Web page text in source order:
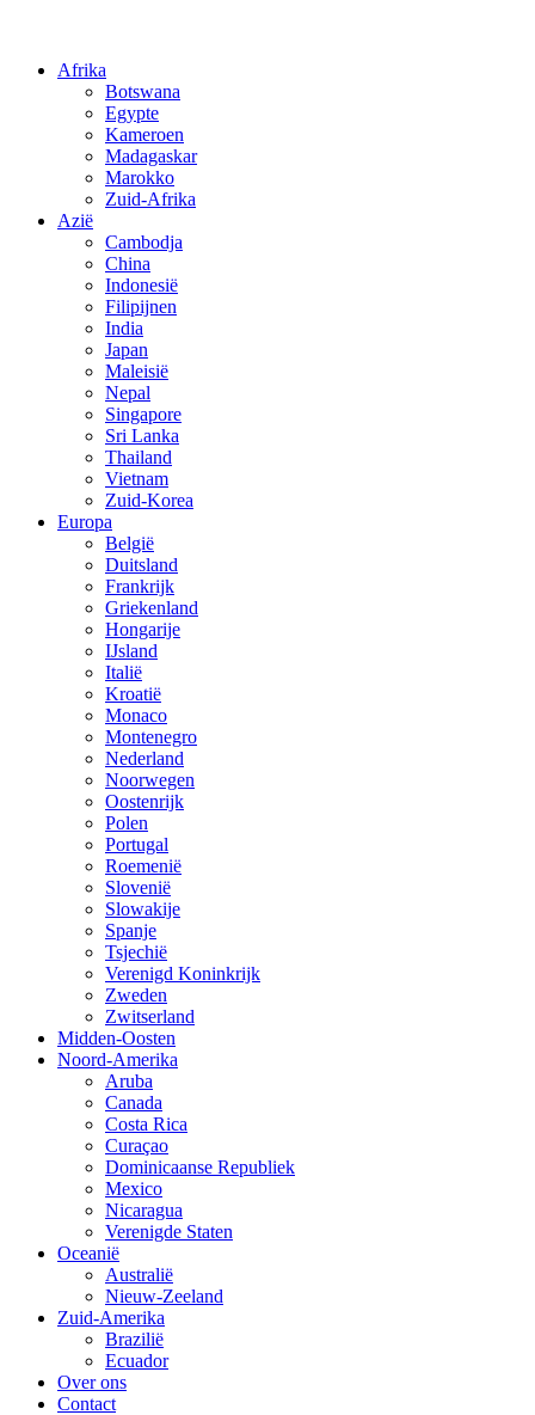
Afrika
Botswana
Egypte
Kameroen
Madagaskar
Marokko
Zuid-Afrika
Azië
Cambodja
China
Indonesië
Filipijnen
India
Japan
Maleisië
Nepal
Singapore
Sri Lanka
Thailand
Vietnam
Zuid-Korea
Europa
België
Duitsland
Frankrijk
Griekenland
Hongarije
IJsland
Italië
Kroatië
Monaco
Montenegro
Nederland
Noorwegen
Oostenrijk
Polen
Portugal
Roemenië
Slovenië
Slowakije
Spanje
Tsjechië
Verenigd Koninkrijk
Zweden
Zwitserland
Midden-Oosten
Noord-Amerika
Aruba
Canada
Costa Rica
Curaçao
Dominicaanse Republiek
Mexico
Nicaragua
Verenigde Staten
Oceanië
Australië
Nieuw-Zeeland
Zuid-Amerika
Brazilië
Ecuador
Over ons
Contact